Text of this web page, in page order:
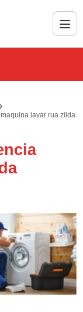
lavar rua zilda